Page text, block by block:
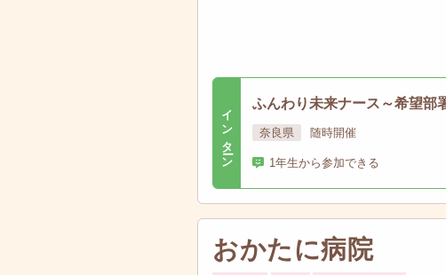
インターン ふんわり未来ナース～希望部
奈良県 随時開催
1年生から参加できる
おかたに病院